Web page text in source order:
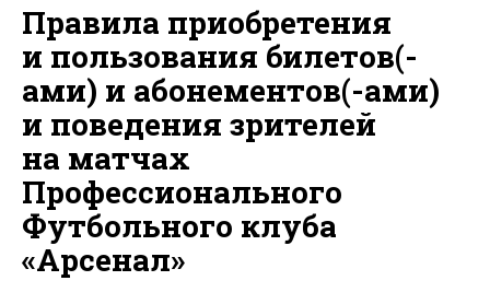
Правила приобретения
и пользования билетов(-
ами) и абонементов(-ами)
и поведения зрителей
на матчах
Профессионального
Футбольного клуба
«Арсенал»